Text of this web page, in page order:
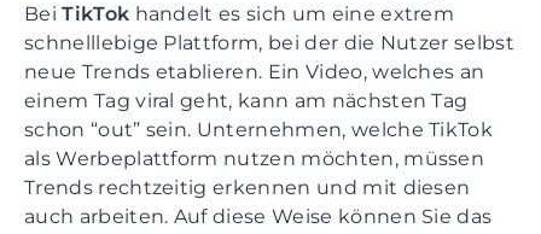
BeiTikTok handelt es sich um eine extrem
schnelllebige Plattform, bei der die Nutzer selbst
neue Trends etablieren. Ein Video, welches an
einem Tag viral geht, kann am nächsten Tag
schon “out” sein. Unternehmen, welche TikTok
als Werbeplattform nutzen möchten, müssen
Trends rechtzeitig erkennen und mit diesen
auch arbeiten. Auf diese Weise können Sie das